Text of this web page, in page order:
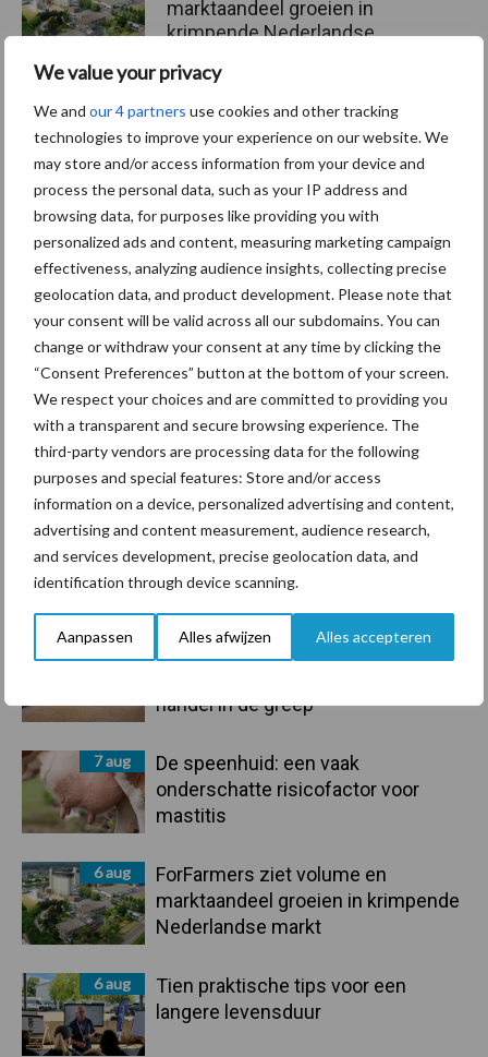
We value your privacy
We and our 4 partners use cookies and other tracking
technologies to improve your experience on our website. We
may store and/or access information from your device and
process the personal data, such as your IP address and
browsing data, for purposes like providing you with
personalized ads and content, measuring marketing campaign
effectiveness, analyzing audience insights, collecting precise
geolocation data, and product development. Please note that
your consent will be valid across all our subdomains. You can
change or withdraw your consent at any time by clicking the
“Consent Preferences” button at the bottom of your screen.
We respect your choices and are committed to providing you
with a transparent and secure browsing experience. The
third-party vendors are processing data for the following
purposes and special features: Store and/or access
information on a device, personalized advertising and content,
advertising and content measurement, audience research,
and services development, precise geolocation data, and
identification through device scanning.
Aanpassen Alles afwijzen Alles accepteren
Primaire
Sidebar
Recent nieuws Partner nieuws
Grondstoffenmarkt blijft grillig:
handel in de greep
7 aug
De speenhuid: een vaak
onderschatte risicofactor voor
mastitis
6 aug
ForFarmers ziet volume en
marktaandeel groeien in krimpende
Nederlandse markt
6 aug
Tien praktische tips voor een
langere levensduur
marktaandeel groeien in
krimpende Nederlandse
Themapagina's
Diergezondheid Bemesting Fokkerij
Bedrijfsnieuws
Ligbox &
Voerhekken
Toon meer